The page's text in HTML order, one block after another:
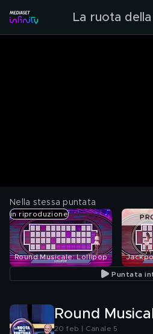
La ruota
Nella stessa puntata
in riproduzione
Round Musicale: Lollipop
Puntata
Round
20 feb | Canale 5